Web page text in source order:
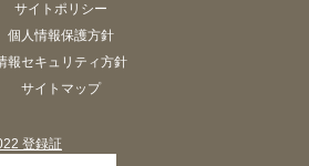
サイトポリシー
個人情報保護方針
報セキュリティ方針
サイトマップ
登録証